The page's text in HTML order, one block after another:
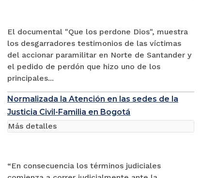
El documental "Que los perdone Dios", muestra
los desgarradores testimonios de las víctimas
del accionar paramilitar en Norte de Santander y
el pedido de perdón que hizo uno de los
principales...
Normalizada la Atención en las sedes de la
Justicia Civil-Familia en Bogotá
“En consecuencia los términos judiciales
Más detalles